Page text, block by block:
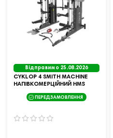
Відправимо 25.08.2026
CYKLOP 4 SMITH MACHINE
НАПІВКОМЕРЦІЙНИЙ HMS
ПЕРЕДЗАМОВЛЕННЯ